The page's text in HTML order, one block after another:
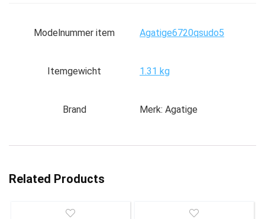
Modelnummer item ‎Agatige6720qsudo5
Itemgewicht ‎1.31 kg
Brand Merk: Agatige
Related Products